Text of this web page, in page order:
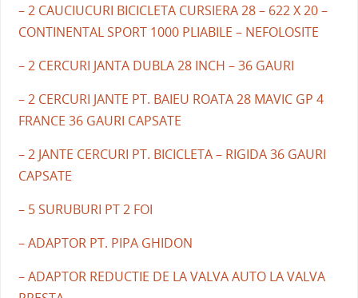
– 2 CAUCIUCURI BICICLETA CURSIERA 28 – 622 X 20 –
CONTINENTAL SPORT 1000 PLIABILE – NEFOLOSITE
– 2 CERCURI JANTA DUBLA 28 INCH – 36 GAURI
– 2 CERCURI JANTE PT. BAIEU ROATA 28 MAVIC GP 4
FRANCE 36 GAURI CAPSATE
– 2 JANTE CERCURI PT. BICICLETA – RIGIDA 36 GAURI
CAPSATE
– 5 SURUBURI PT 2 FOI
– ADAPTOR PT. PIPA GHIDON
– ADAPTOR REDUCTIE DE LA VALVA AUTO LA VALVA